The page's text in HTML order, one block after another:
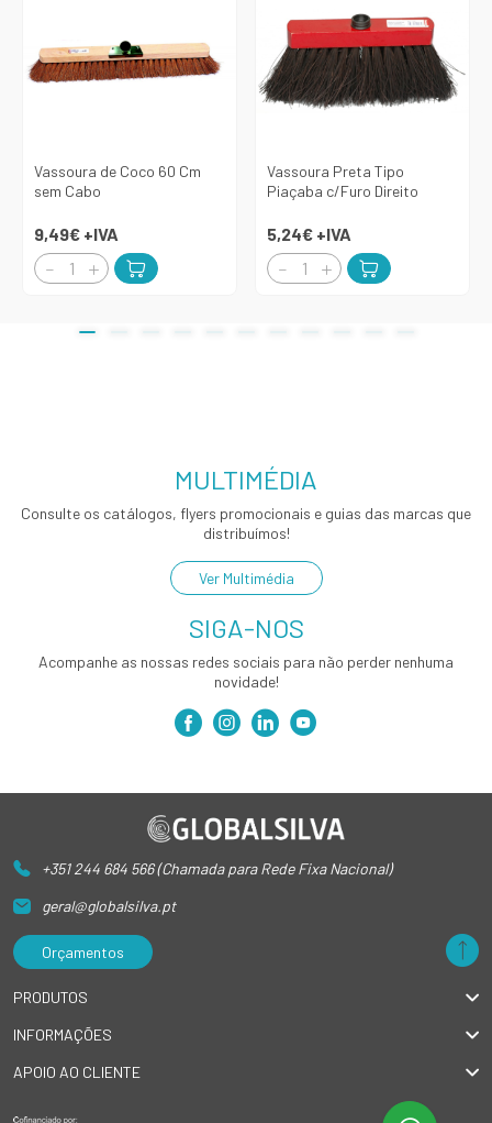
Vassoura de Coco 60 Cm
sem Cabo
9,49€ +IVA
Vassoura Preta Tipo
Piaçaba c/Furo Direito
5,24€ +IVA
MULTIMÉDIA
Consulte os catálogos, flyers promocionais e guias das marcas que
distribuímos!
Ver Multimédia
SIGA-NOS
Acompanhe as nossas redes sociais para não perder nenhuma
novidade!
+351 244 684 566 (Chamada para Rede Fixa Nacional)
geral@globalsilva.pt
Orçamentos
PRODUTOS
INFORMAÇÕES
APOIO AO CLIENTE